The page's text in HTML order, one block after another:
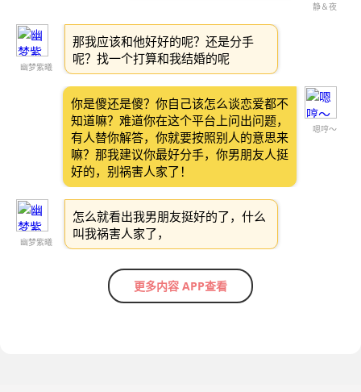
静＆夜
幽梦紫曦
那我应该和他好好的呢？还是分手
呢？找一个打算和我结婚的呢
嗯哼～
你是傻还是傻？你自己该怎么谈恋爱都不
知道嘛？难道你在这个平台上问出问题，
有人替你解答，你就要按照别人的意思来
嘛？那我建议你最好分手，你男朋友人挺
好的，别祸害人家了！
幽梦紫曦
怎么就看出我男朋友挺好的了，什么
叫我祸害人家了，
更多内容 APP查看